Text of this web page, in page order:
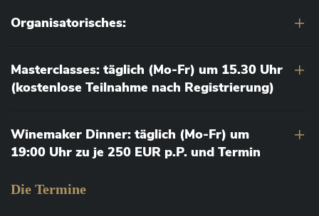
Organisatorisches:
Masterclasses: täglich (Mo-Fr) um 15.30 Uhr
(kostenlose Teilnahme nach Registrierung)
Winemaker Dinner: täglich (Mo-Fr) um
19:00 Uhr zu je 250 EUR p.P. und Termin
Die Termine